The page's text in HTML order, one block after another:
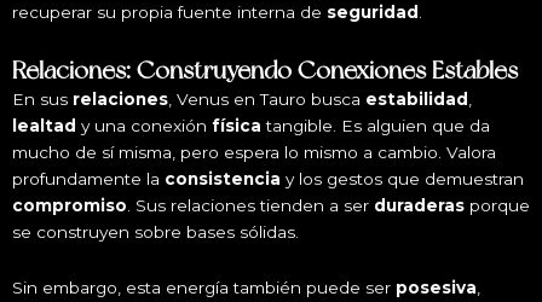
recuperar su propia fuente interna de seguridad
Relaciones: Construyendo Conexiones Estables
En sus relaciones , Venus en Tauro busca estabilidad
lealtad y una conexión física tangible. Es alguien que da
mucho de sí misma, pero espera lo mismo a cambio. Valora
profundamente la consistencia y los gestos que demuestran
compromiso . Sus relaciones tienden a ser duraderas porque
se construyen sobre bases sólidas.
Sin embargo, esta energía también puede ser posesiva